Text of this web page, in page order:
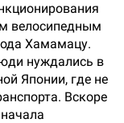
велосипедным
Хамамацу.
нуждались в
Японии, где не
Вскоре